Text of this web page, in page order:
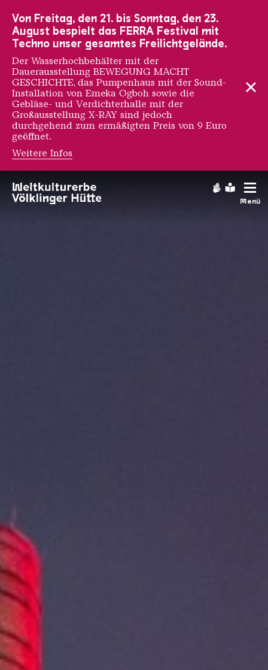
Menü
Förderung
Von Freitag, den 21. bis Sonntag, den 23.
August bespielt das FERRA Festival mit
Techno unser gesamtes Freilichtgelände.
Der Wasserhochbehälter mit der
Dauerausstellung BEWEGUNG MACHT
GESCHICHTE, das Pumpenhaus mit der Sound-
Installation von Emeka Ogboh sowie die
Gebläse- und Verdichterhalle mit der
Großausstellung X-RAY sind jedoch
durchgehend zum ermäßigten Preis von 9 Euro
geöffnet.
Weitere Infos